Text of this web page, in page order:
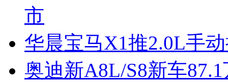
市
华晨宝马X1推2.0L手
奥迪新A8L/S8新车